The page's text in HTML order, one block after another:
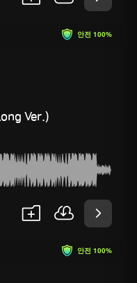
안전 100%
Ver.)
안전 100%